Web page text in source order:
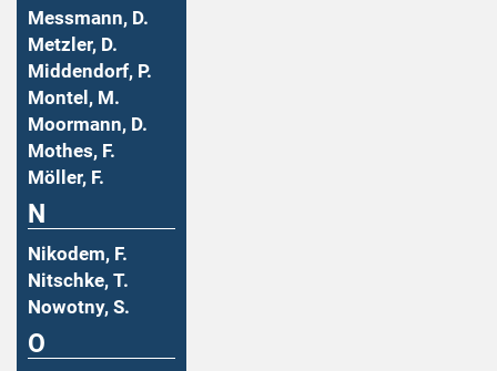
Messmann, D.
Metzler, D.
Middendorf, P.
Montel, M.
Moormann, D.
Mothes, F.
Möller, F.
N
Nikodem, F.
Nitschke, T.
Nowotny, S.
O